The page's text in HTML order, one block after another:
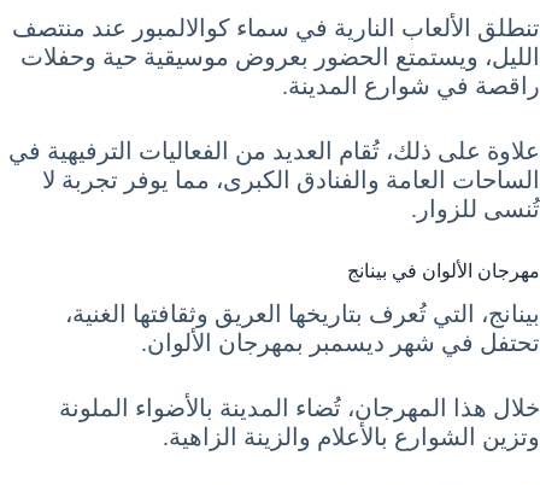
تنطلق الألعاب النارية في سماء كوالالمبور عند منتصف
الليل، ويستمتع الحضور بعروض موسيقية حية وحفلات
راقصة في شوارع المدينة.
علاوة على ذلك، تُقام العديد من الفعاليات الترفيهية في
الساحات العامة والفنادق الكبرى، مما يوفر تجربة لا
تُنسى للزوار.
مهرجان الألوان في بينانج
بينانج، التي تُعرف بتاريخها العريق وثقافتها الغنية،
تحتفل في شهر ديسمبر بمهرجان الألوان.
خلال هذا المهرجان، تُضاء المدينة بالأضواء الملونة
وتزين الشوارع بالأعلام والزينة الزاهية.